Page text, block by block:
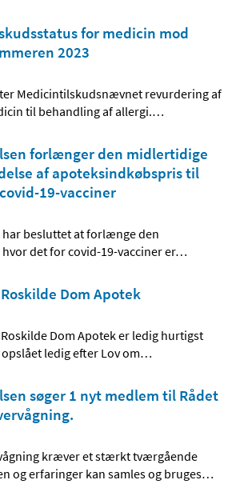
for medicin mod
2023
Medicintilskudsnævnet revurdering af
til behandling af allergi.…
forlænger den midlertidige
af apoteksindkøbspris til
19-vacciner
besluttet at forlænge den
det for covid-19-vacciner er…
Dom Apotek
Dom Apotek er ledig hurtigst
ledig efter Lov om…
søger 1 nyt medlem til Rådet
kræver et stærkt tværgående
og erfaringer kan samles og bruges…